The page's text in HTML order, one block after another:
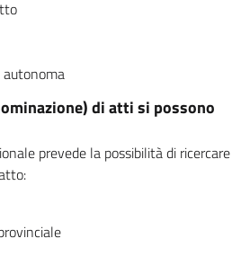
di atti si possono
prevede la possibilità di ricercare